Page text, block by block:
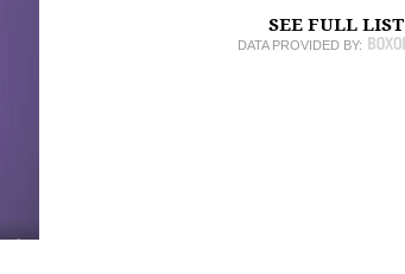
SEE FULL LIST
DATA PROVIDED BY: